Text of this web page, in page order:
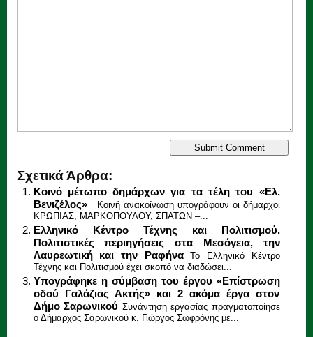
Σχετικά Άρθρα:
Κοινό μέτωπο δημάρχων για τα τέλη του «Ελ.
Βενιζέλος»
Κοινή ανακοίνωση υπογράφουν οι δήμαρχοι
ΚΡΩΠΙΑΣ, ΜΑΡΚΟΠΟΥΛΟΥ, ΣΠΑΤΩΝ –...
Ελληνικό Κέντρο Τέχνης και Πολιτισμού.
Πολιτιστικές περιηγήσεις στα Μεσόγεια, την
Λαυρεωτική και την Ραφήνα
Το Ελληνικό Κέντρο
Τέχνης και Πολιτισμού έχει σκοπό να διαδώσει...
Υπογράφηκε η σύμβαση του έργου «Επίστρωση
οδού Γαλάζιας Ακτής» και 2 ακόμα έργα στον
Δήμο Σαρωνικού Συνάντηση εργασίας πραγματοποίησε
ο Δήμαρχος Σαρωνικού κ. Γιώργος Σωφρόνης με...